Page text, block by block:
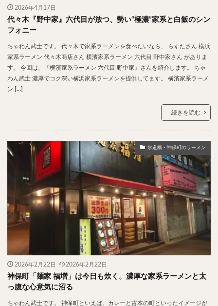
2026年4月17日
代々木『野中家』六代目が放つ、勢い“極濃”家系と白飯のシン
フォニー
ちゃわん武士です。 代々木で家系ラーメンを食べたいなら、 らすたさん 横浜
家系ラーメン 代々木商店さん 横濱家系ラーメン 六代目 野中家さん がありま
す。 今回は、『横濱家系ラーメン 六代目 野中家』さんを紹介します。 ちゃ
わん武士 濃厚でコク深い横浜家系ラーメンを提供してます。 横濱家系ラーメ
ン […]
続きを読む
水道橋・神保町のラーメン
2026年2月22日 2026年2月22日
神保町「麺家 福増」は今日も炊く。濃厚な家系ラーメンと太
っ腹な心意気に沼る
ちゃわん武士です。 神保町といえば、カレーと古本の町といったイメージが
パエリア
お茶 タピオカ チーズティー フルーツティー
バイキング 食べ放題 ビストロ 京料理
沖縄料理 北京料理 広東料理 タイ料理
フレンチ メキシカン 閉店